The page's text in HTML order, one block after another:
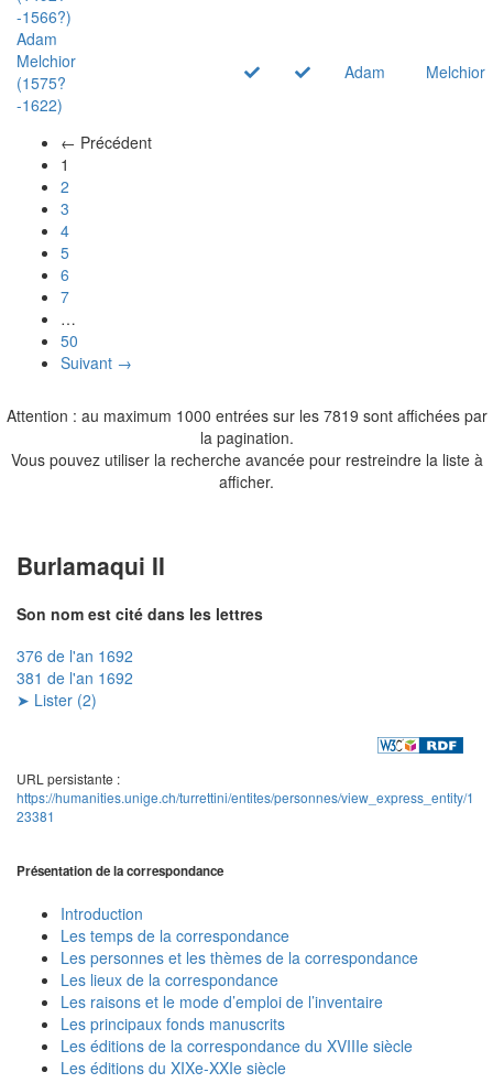
-1566?)
Adam
Melchior
(1575?
-1622)
Adam Melchior
← Précédent
1
2
3
4
5
6
7
…
50
Suivant →
Attention : au maximum 1000 entrées sur les 7819 sont affichées par
la pagination.
Vous pouvez utiliser la recherche avancée pour restreindre la liste à
afficher.
Burlamaqui II
Son nom est cité dans les lettres
376 de l'an 1692
381 de l'an 1692
➤ Lister (2)
URL persistante :
https://humanities.unige.ch/turrettini/entites/personnes/view_express_entity/1
23381
Présentation de la correspondance
Introduction
Les temps de la correspondance
Les personnes et les thèmes de la correspondance
Les lieux de la correspondance
Les raisons et le mode d’emploi de l’inventaire
Les principaux fonds manuscrits
Les éditions de la correspondance du XVIIIe siècle
Les éditions du XIXe-XXIe siècle